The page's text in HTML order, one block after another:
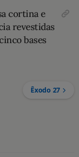
cortina e
revestidas
bases
Êxodo 27